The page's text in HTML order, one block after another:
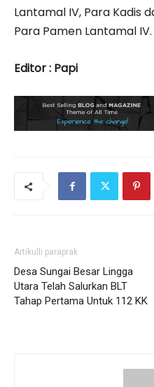
Lantamal IV, Para Kadis
Para Pamen Lantamal IV.
Editor : Papi
Artikulli paraprak
Desa Sungai Besar Lingga
Utara Telah Salurkan BLT
Tahap Pertama Untuk 112 KK